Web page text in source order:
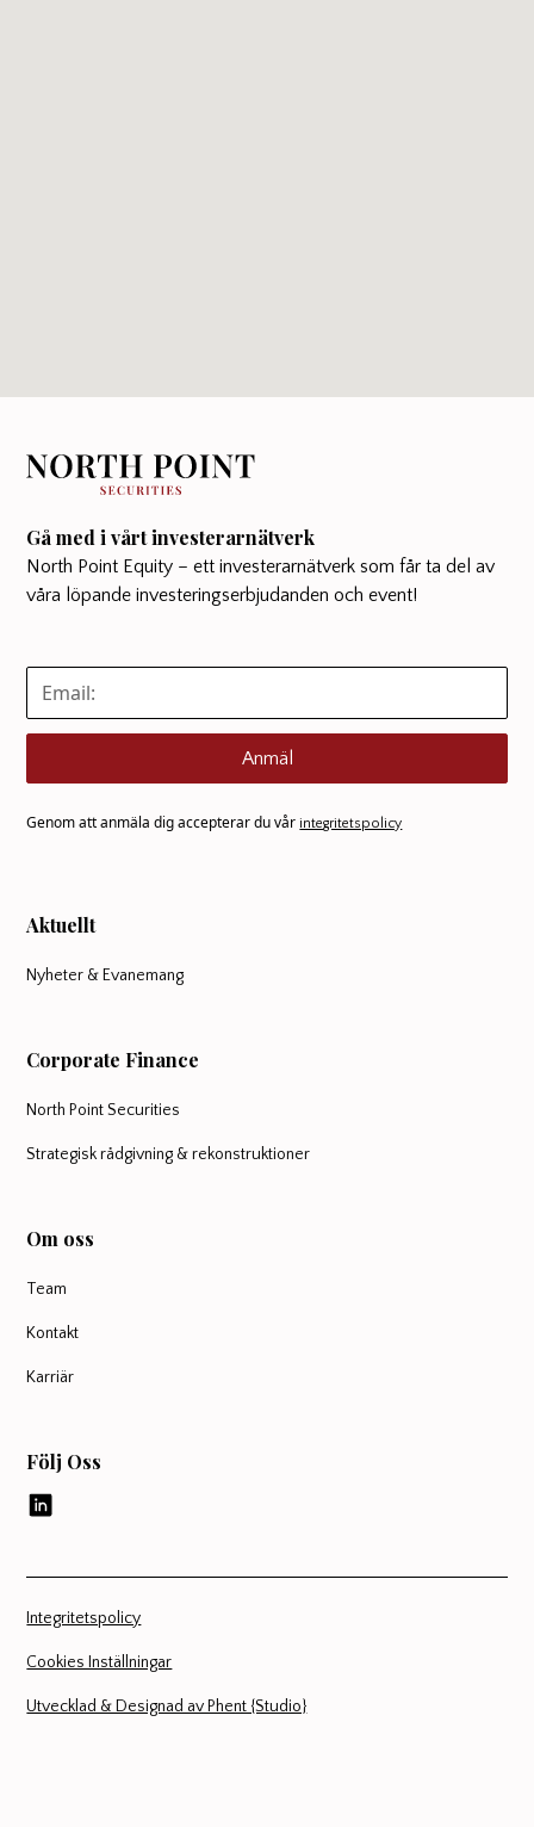
Gå med i vårt investerarnätverk
North Point Equity – ett investerarnätverk som får ta del av
våra löpande investeringserbjudanden och event!
Anmäl
Genom att anmäla dig accepterar du vår integritetspolicy
Aktuellt
Nyheter & Evanemang
Corporate Finance
North Point Securities
Strategisk rådgivning & rekonstruktioner
Om oss
Team
Kontakt
Karriär
Följ Oss
Integritetspolicy
Cookies Inställningar
Utvecklad & Designad av Phent {Studio}